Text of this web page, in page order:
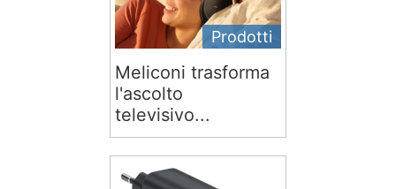
Prodotti
Meliconi trasforma
l'ascolto
televisivo...